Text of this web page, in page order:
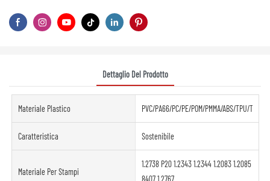
Dettaglio Del Prodotto
Materiale Plastico PVC/PA66/PC/PE/POM/PMMA/ABS/TPU/TPE/
Caratteristica Sostenibile
Materiale Per Stampi
1.2738 P20 1.2343 1.2344 1.2083 1.2085